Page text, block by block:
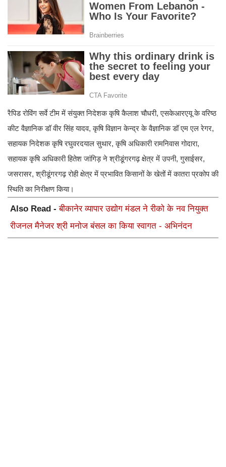
रैपिड रोविंग सर्वे टीम में संयुक्त निदेशक कृषि कैलाश चौधरी, एसकेआरएयू के वरिष्ठ
कीट वैज्ञानिक डॉ वीर सिंह यादव, कृषि विज्ञान केन्द्र के वैज्ञानिक डॉ एम एल रेगर,
सहायक निदेशक कृषि रघुवरदयाल सुथार, कृषि अधिकारी रामनिवास गोदारा,
सहायक कृषि अधिकारी हितेश जांगिड़ ने श्रीडूंगरगढ़ क्षेत्र में उपनी, गुसाईसर,
जसरासर, श्रीडूंगरगढ़ रोही क्षेत्र में प्रभावित किसानों के खेतों में कातरा प्रकोप की
स्थिति का निरीक्षण किया।
Also Read -बीकानेर व्यापार उद्योग मंडल ने रीको के नव नियुक्त
रीजनल मैनेजर श्री मनोज बंसल का किया स्वागत - अभिनंदन